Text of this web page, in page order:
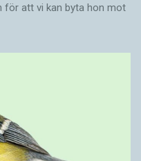
för att vi kan byta hon mot